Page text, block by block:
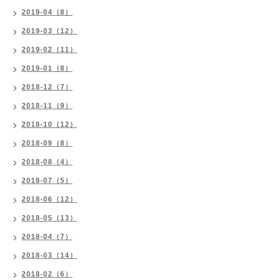
2019-04（8）
2019-03（12）
2019-02（11）
2019-01（8）
2018-12（7）
2018-11（9）
2018-10（12）
2018-09（8）
2018-08（4）
2018-07（5）
2018-06（12）
2018-05（13）
2018-04（7）
2018-03（14）
2018-02（6）